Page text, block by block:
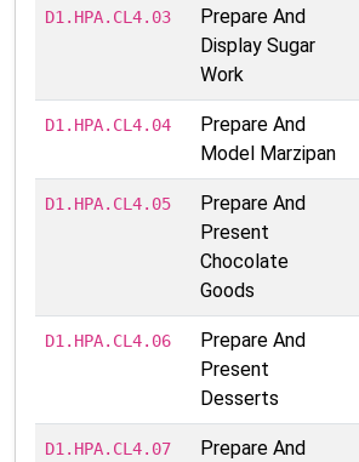
D1.HPA.CL4.03
Prepare And
Display Sugar
Work
D1.HPA.CL4.04
Prepare And
Model Marzipan
D1.HPA.CL4.05
Prepare And
Present
Chocolate
Goods
D1.HPA.CL4.06
Prepare And
Present
Desserts
D1.HPA.CL4.07
Prepare And